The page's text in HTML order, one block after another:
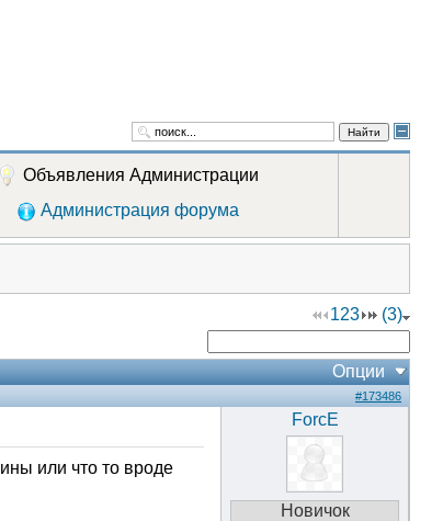
Найти
Объявления Администрации
Администрация форума
123 (3)
Опции
#173486
или что то вроде
ForcE
Новичок